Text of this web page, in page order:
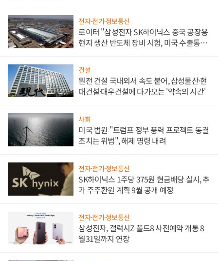
전자·전기·정보통신
로이터 "삼성전자 SK하이닉스 중국 공장용
현지 생산 반도체 장비 시험, 미국 수출통제
건설
원전 건설 국내외서 속도 붙어, 삼성물산·현
대건설·대우건설에 다가오는 '약속의 시간'
사회
미국 법원 "트럼프 정부 풍력 프로젝트 동결
조치는 위법", 해제 명령 내려
전자·전기·정보통신
SK하이닉스 1주당 375원 현금배당 실시, 추
가 주주환원 계획 9월 공개 예정
전자·전기·정보통신
삼성전자, 갤럭시Z 폴드8 사전예약 개통 8
월31일까지 연장